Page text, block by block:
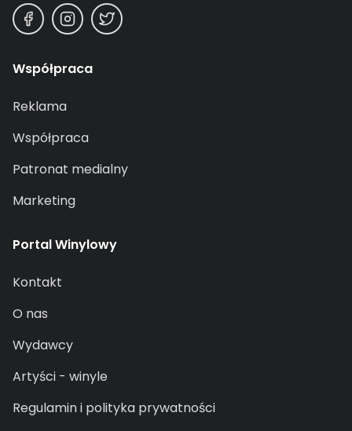
Współpraca
Reklama
Współpraca
Patronat medialny
Marketing
Portal Winylowy
Kontakt
O nas
Wydawcy
Artyści - winyle
Regulamin i polityka prywatności